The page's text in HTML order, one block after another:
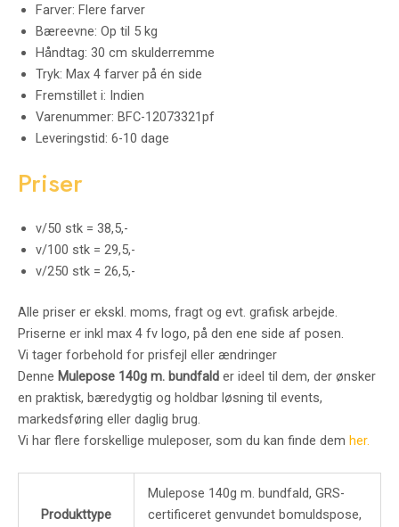
Farver: Flere farver
Bæreevne: Op til 5 kg
Håndtag: 30 cm skulderremme
Tryk: Max 4 farver på én side
Fremstillet i: Indien
Varenummer: BFC-12073321pf
Leveringstid: 6-10 dage
Priser
v/50 stk = 38,5,-
v/100 stk = 29,5,-
v/250 stk = 26,5,-
Alle priser er ekskl. moms, fragt og evt. grafisk arbejde.
Priserne er inkl max 4 fv logo, på den ene side af posen.
Vi tager forbehold for prisfejl eller ændringer
Denne Mulepose 140g m. bundfald er ideel til dem, der ønsker
en praktisk, bæredygtig og holdbar løsning til events,
markedsføring eller daglig brug.
Vi har flere forskellige muleposer, som du kan finde dem her.
Produkttype
Mulepose 140g m. bundfald, GRS-
certificeret genvundet bomuldspose,